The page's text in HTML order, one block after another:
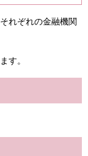
れぞれの金融機関
す。​